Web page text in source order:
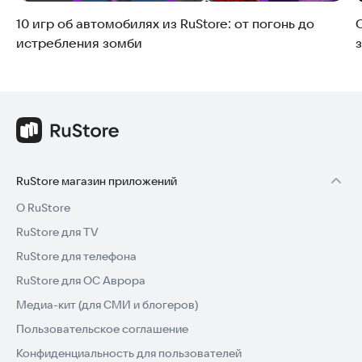
10 игр об автомобилях из RuStore: от погонь до
истребления зомби
RuStore магазин приложений
О RuStore
RuStore для TV
RuStore для телефона
RuStore для ОС Аврора
Медиа-кит (для СМИ и блогеров)
Пользовательское соглашение
Конфиденциальность для пользователей